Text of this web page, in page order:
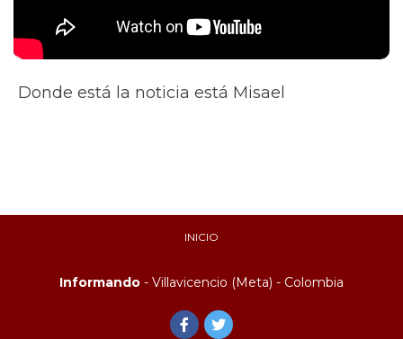
Donde está la noticia está Misael
INICIO
Informando - Villavicencio (Meta) - Colombia